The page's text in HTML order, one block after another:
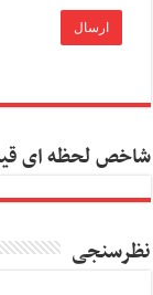
شاخص لحظه ای
نظرسنجی